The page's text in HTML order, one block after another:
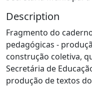
Description
Fragmento do
pedagógicas -
construção coletiva,
Secretária de
produção de textos